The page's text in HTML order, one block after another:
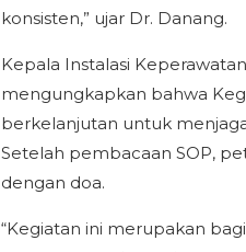
konsisten,” ujar Dr. Danang.
Kepala Instalasi
mengungkapkan bahwa
berkelanjutan untuk
Setelah pembacaan SOP,
dengan doa.
“Kegiatan ini merupakan